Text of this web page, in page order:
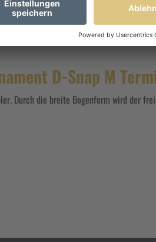
D-Snap M
Durch die breite Bogenform wird der